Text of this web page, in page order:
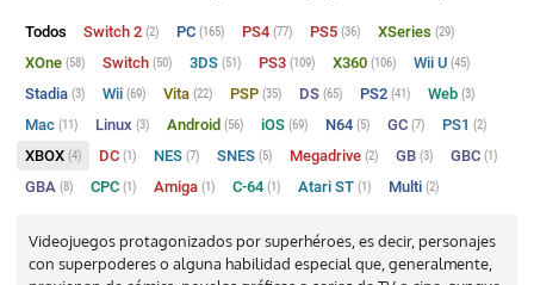
Todos Switch 2 (2) PC (165) PS4 (77) PS5 (36) XSeries (29)
XOne (58) Switch (50) 3DS (51) PS3 (109) X360 (106) Wii U (45)
Stadia (3) Wii (69) Vita (22) PSP (35) DS (65) PS2 (41) Web (3)
Mac (11) Linux (3) Android (56) iOS (69) N64 (5) GC (7) PS1 (2)
XBOX (4) DC (1) NES (7) SNES (5) Megadrive (2) GB (3) GBC (1)
GBA (8) CPC (1) Amiga (1) C-64 (1) Atari ST (1) Multi (2)
Videojuegos protagonizados por superhéroes, es decir, personajes
con superpoderes o alguna habilidad especial que, generalmente,